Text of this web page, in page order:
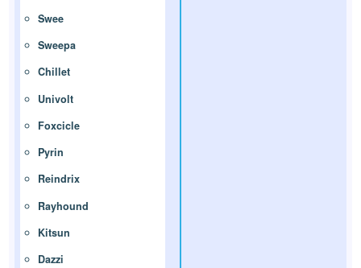
Swee
Sweepa
Chillet
Univolt
Foxcicle
Pyrin
Reindrix
Rayhound
Kitsun
Dazzi